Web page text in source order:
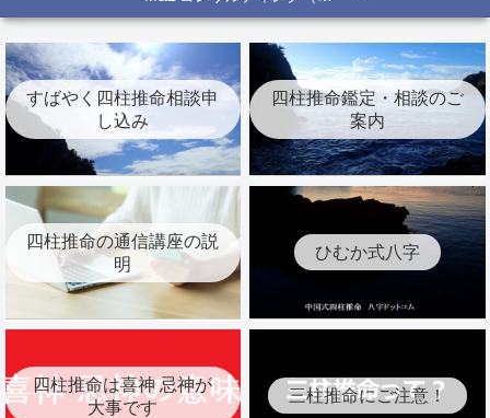
すばやく四柱推命相談申
し込み
四柱推命鑑定・相談のご
案内
四柱推命の通信講座の説
明
ひむか式八字
四柱推命は喜神 忌神が
大事です
三柱推命にご注意！